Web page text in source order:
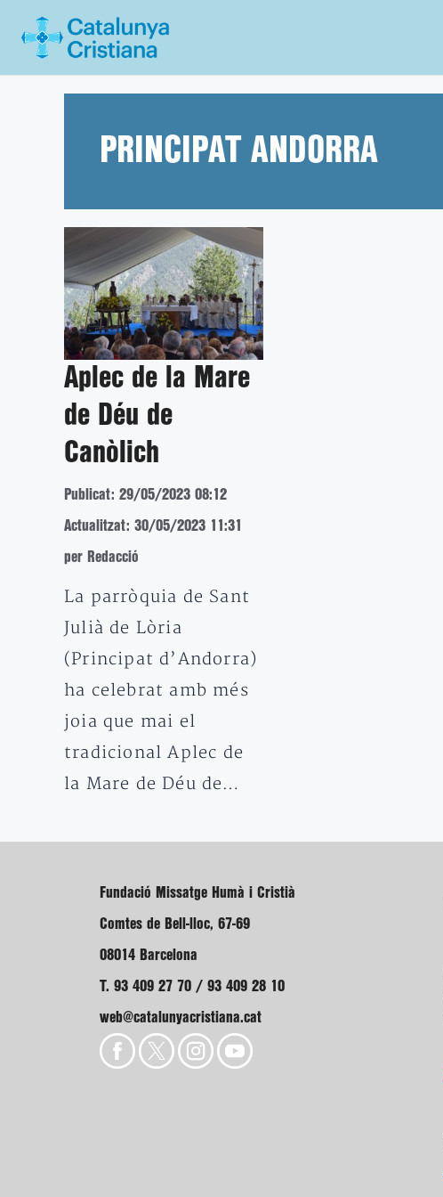
PRINCIPAT ANDORRA
Aplec de la Mare
de Déu de
Canòlich
Publicat: 29/05/2023 08:12
Actualitzat: 30/05/2023 11:31
per Redacció
La parròquia de Sant
Julià de Lòria
(Principat d’Andorra)
ha celebrat amb més
joia que mai el
tradicional Aplec de
la Mare de Déu de…
Fundació Missatge Humà i Cristià
Comtes de Bell-lloc, 67-69
08014 Barcelona
T. 93 409 27 70 / 93 409 28 10
web@catalunyacristiana.cat